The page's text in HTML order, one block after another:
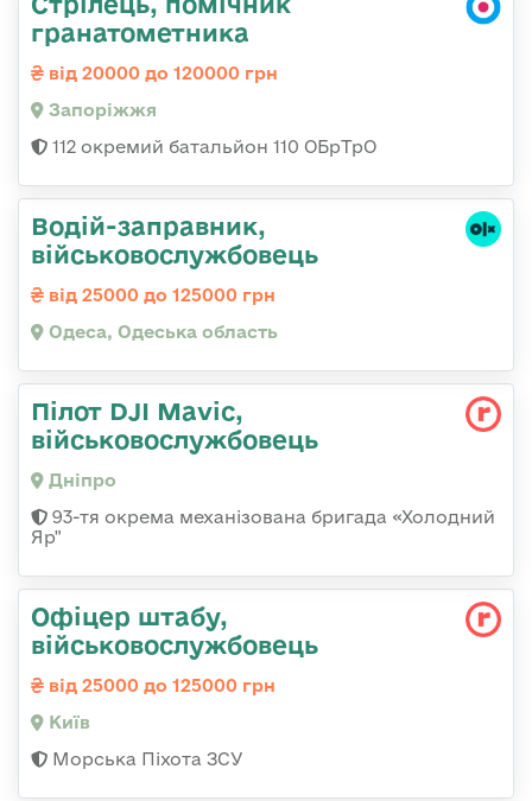
гранатометника
від 20000 до 120000 грн
Запоріжжя
112 окремий батальйон 110 ОБрТрО
Водій-заправник,
військовослужбовець
від 25000 до 125000 грн
Одеса, Одеська область
Пілот DJI Mavic,
військовослужбовець
Дніпро
93-тя окрема механізована бригада «Холодний
Яр"
Офіцер штабу,
військовослужбовець
від 25000 до 125000 грн
Київ
Морська Піхота ЗСУ